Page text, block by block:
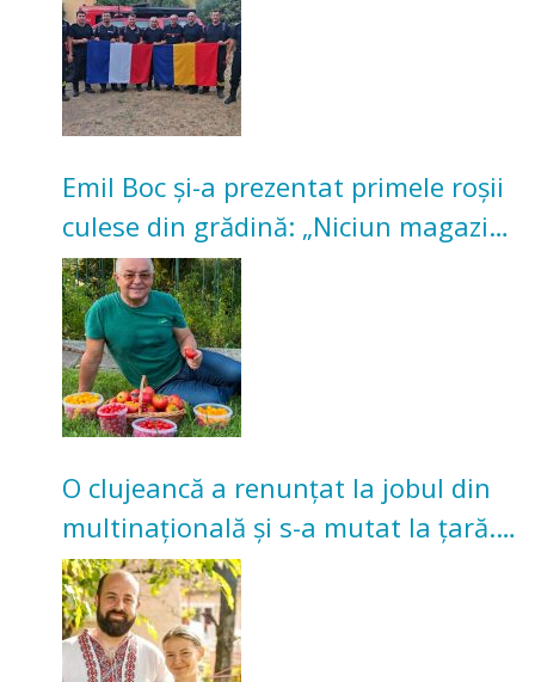
Emil Boc și-a prezentat primele roșii
culese din grădină: „Niciun magazin
nu poate oferi această satisfacție”
O clujeancă a renunțat la jobul din
multinațională și s-a mutat la țară.
Acum cultivă legume în grădina
bunicilor